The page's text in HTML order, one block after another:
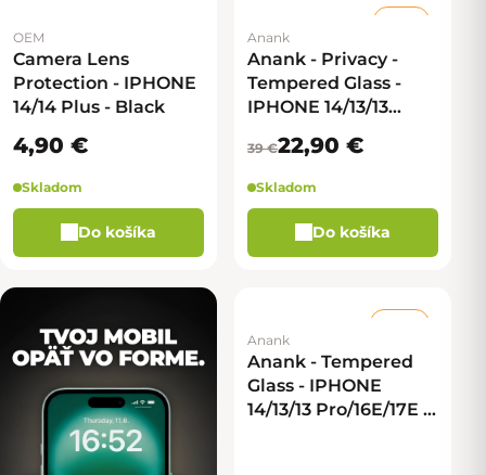
OEM
Camera Lens
Protection - IPHONE
14/14 Plus - Black
4,90 €
Skladom
Do košíka
Anank
Anank - Privacy -
Tempered Glass -
IPHONE 14/13/13
39 €22,90 €
Skladom
Do košíka
Anank
Anank - Tempered
Glass - IPHONE
14/13/13 Pro/16E/17E -